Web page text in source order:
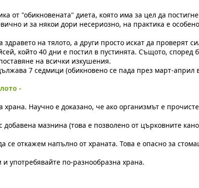
от "обикновената" диета, която има за цел да
и за някои дори несериозно, на практика е
на тялото, а други просто искат да проверят
който 40 дни е постил в пустинята. Същото,
на всички изкушения.
7 седмици (обикновено се пада през март-април
-
Научно е доказано, че ако организмът е
мазнина (това е позволено от църковните
се откажем напълно от храната. Това е опасно за
употребявайте по-разнообразна храна.